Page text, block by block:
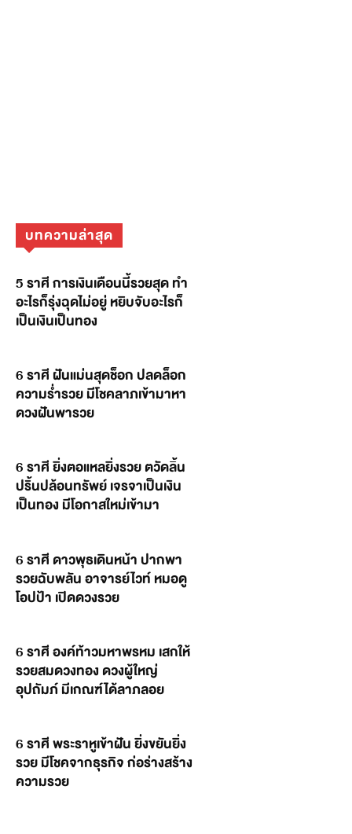
บทความล่าสุด
5 ราศี การเงินเดือนนี้รวยสุด ทำ
อะไรก็รุ่งฉุดไม่อยู่ หยิบจับอะไรก็
เป็นเงินเป็นทอง
6 ราศี ฝันแม่นสุดช็อก ปลดล็อก
ความร่ำรวย มีโชคลาภเข้ามาหา
ดวงฝันพารวย
6 ราศี ยิ่งตอแหลยิ่งรวย ตวัดลิ้น
ปริ้นปล้อนทรัพย์ เจรจาเป็นเงิน
เป็นทอง มีโอกาสใหม่เข้ามา
6 ราศี ดาวพุธเดินหน้า ปากพา
รวยฉับพลัน อาจารย์ไวท์ หมอดู
โอปป้า เปิดดวงรวย
6 ราศี องค์ท้าวมหาพรหม เสกให้
รวยสมดวงทอง ดวงผู้ใหญ่
อุปถัมภ์ มีเกณฑ์ได้ลาภลอย
6 ราศี พระราหูเข้าฝัน ยิ่งขยันยิ่ง
รวย มีโชคจากธุรกิจ ก่อร่างสร้าง
ความรวย